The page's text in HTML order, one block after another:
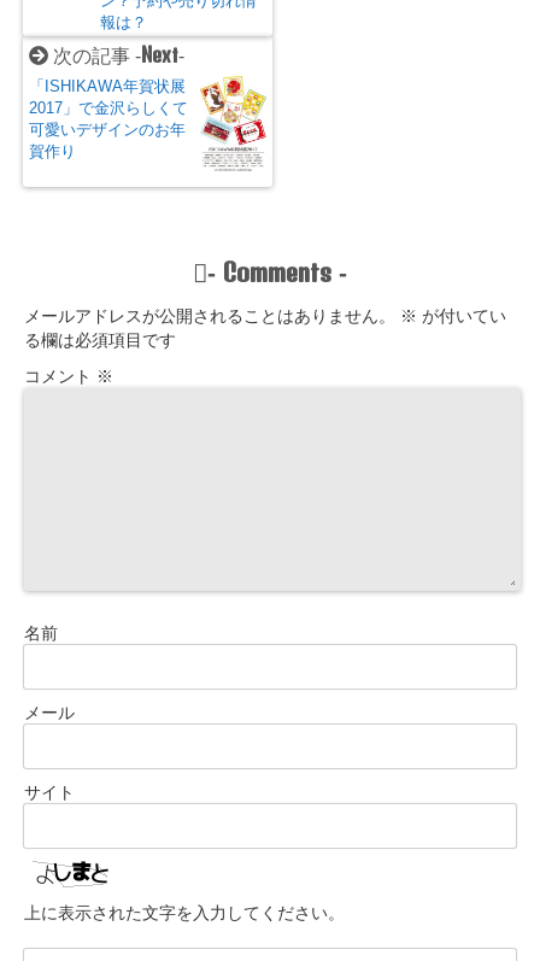
報は？
次の記事 -Next-
「ISHIKAWA年賀状展
2017」で金沢らしくて
可愛いデザインのお年
賀作り
- Comments -
メールアドレスが公開されることはありません。 ※ が付いてい
る欄は必須項目です
コメント ※
名前
メール
サイト
上に表示された文字を入力してください。